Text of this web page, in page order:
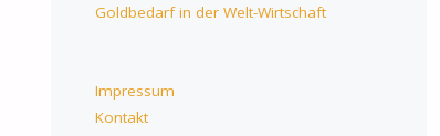
Goldbedarf in der Welt-Wirtschaft
Impressum
Kontakt